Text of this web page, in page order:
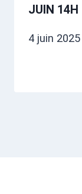
JUIN 14H
4 juin 2025